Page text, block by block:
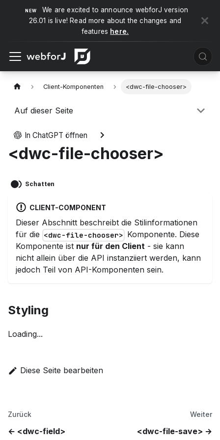
We are excited to announce webforJ version
26.01 is live! Read more about the changes and
features here.
Client-Komponenten <dwc-file-chooser>
Auf dieser Seite
<dwc-file-chooser>
In ChatGPT öffnen
Schatten
CLIENT-COMPONENT
Dieser Abschnitt beschreibt die Stilinformationen
für die <dwc-file-chooser> Komponente. Diese
Komponente ist nur für den Client - sie kann
nicht allein über die API instanziiert werden, kann
jedoch Teil von API-Komponenten sein.
Styling
Loading...
Diese Seite bearbeiten
Zurück
<dwc-field>
Weiter
<dwc-file-save>